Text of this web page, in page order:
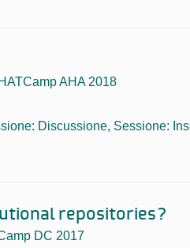
AHA 2018
Discussione, Sessione:
repositories?
DC 2017